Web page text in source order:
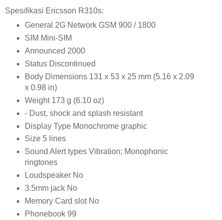
Spesifikasi Ericsson R310s:
General 2G Network GSM 900 / 1800
SIM Mini-SIM
Announced 2000
Status Discontinued
Body Dimensions 131 x 53 x 25 mm (5.16 x 2.09
x 0.98 in)
Weight 173 g (6.10 oz)
- Dust, shock and splash resistant
Display Type Monochrome graphic
Size 5 lines
Sound Alert types Vibration; Monophonic
ringtones
Loudspeaker No
3.5mm jack No
Memory Card slot No
Phonebook 99